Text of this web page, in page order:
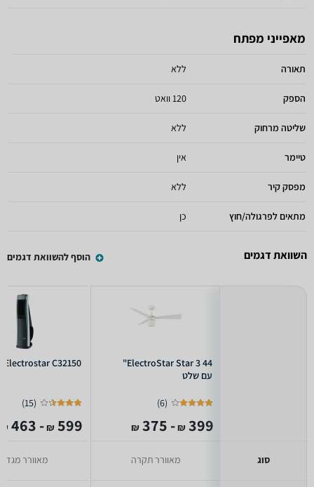
מאפייני מפתח
תאורה ללא
הספק 120 וואט
שליטה מרחוק ללא
טיימר אין
מפסק קיר ללא
מתאים לפרגולה/חוץ כן
השוואת דגמים הוסף להשוואת דגמים
סוג
ElectroStar Star 3 44"
עם שלט
(
6
)
399
₪
- 375
₪
מאוורר תקרה
Electrostar C32150
(
15
)
599
₪
- 463
₪
מאוורר מגדל